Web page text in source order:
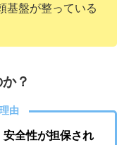
基盤が整っている
？
由
全性が担保され